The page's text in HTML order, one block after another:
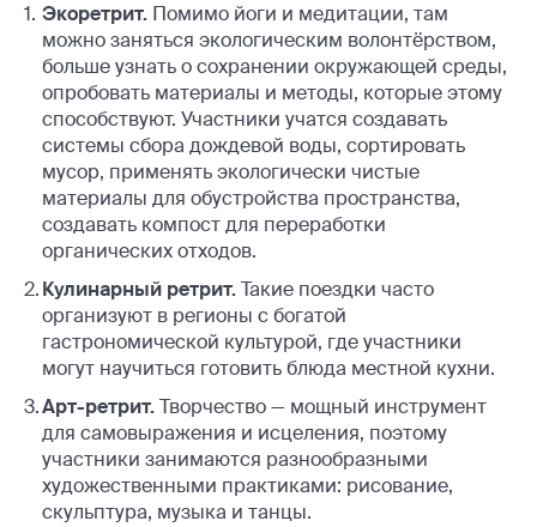
Экоретрит. Помимо йоги и медитации, там
можно заняться экологическим волонтёрством,
больше узнать о сохранении окружающей среды,
опробовать материалы и методы, которые этому
способствуют. Участники учатся создавать
системы сбора дождевой воды, сортировать
мусор, применять экологически чистые
материалы для обустройства пространства,
создавать компост для переработки
органических отходов.
Кулинарный ретрит.Такие поездки часто
организуют в регионы с богатой
гастрономической культурой, где участники
могут научиться готовить блюда местной кухни.
Арт-ретрит.Творчество — мощный инструмент
для самовыражения и исцеления, поэтому
участники занимаются разнообразными
художественными практиками: рисование,
скульптура, музыка и танцы.